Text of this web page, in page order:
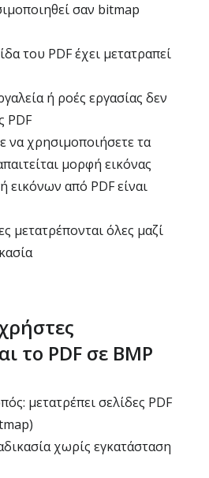
σαν bitmap
του PDF έχει μετατραπεί
ή ροές εργασίας δεν
PDF
να χρησιμοποιήσετε τα
μορφή εικόνας
εικόνων από PDF είναι
μετατρέπονται όλες μαζί
το PDF σε BMP
μετατρέπει σελίδες PDF
χωρίς εγκατάσταση